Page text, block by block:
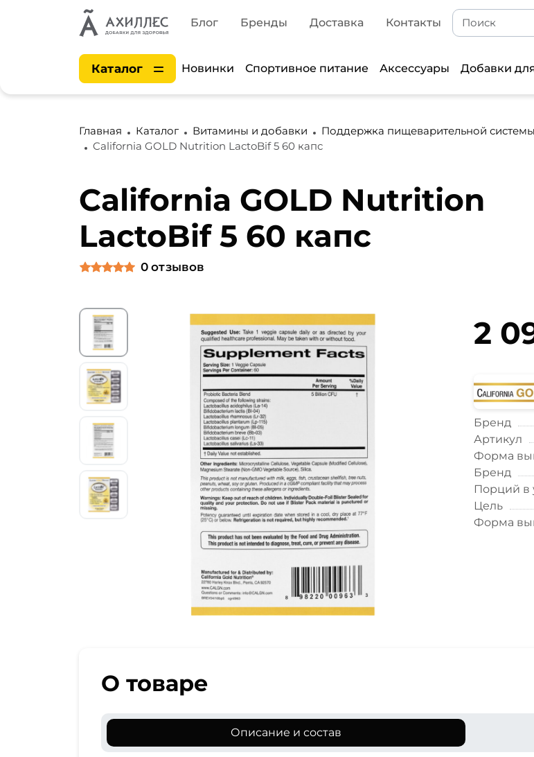
Блог Бренды Доставка Контакты
Каталог Новинки Спортивное питание Аксессуары Добавки
Главная Каталог Витамины и добавки Поддержка пищеварительной системы
California GOLD Nutrition LactoBif 5 60 капс
California GOLD Nutrition
LactoBif 5 60 капс
0 отзывов
2
Бренд
Артикул
Форма
Бренд
Порций в
Цель
Форма
О товаре
Описание и состав